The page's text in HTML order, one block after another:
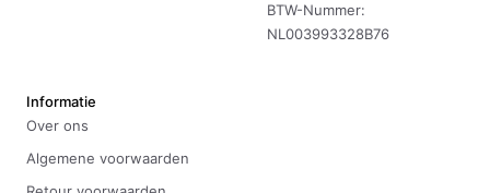
BTW-Nummer:
NL003993328B76
Informatie
Over ons
Algemene voorwaarden